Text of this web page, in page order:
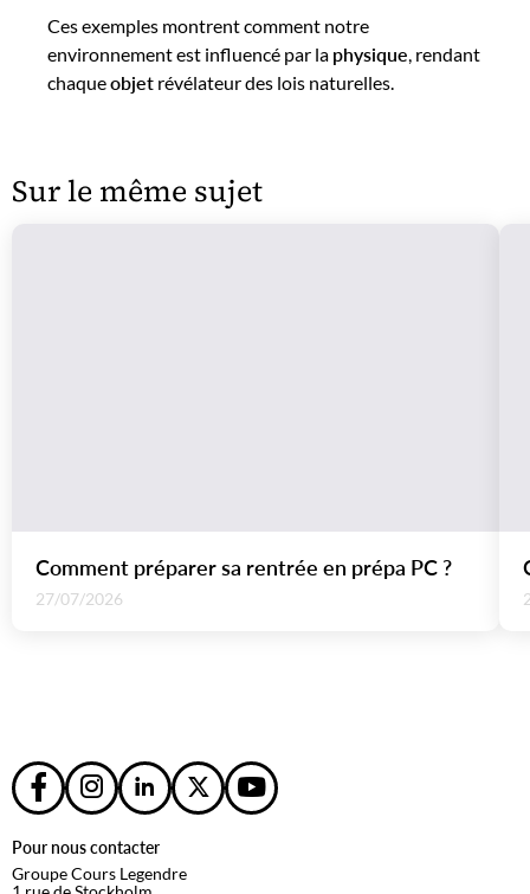
Ces exemples montrent comment notre
environnement est influencé par la physique, rendant
chaqueobjet révélateur des lois naturelles.
Sur le même sujet
Comment préparer sa rentrée en prépa PC ?
27/07/2026
Pour nous contacter
Groupe Cours Legendre